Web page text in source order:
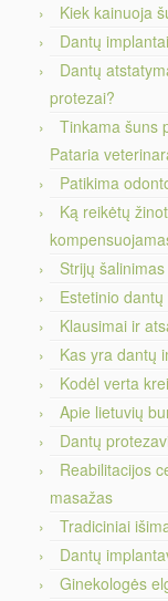
Kiek kainuoja
Dantų
Dantų
protezai?
Tinkama šuns
Pataria
Patikima
Ką reikėtų
Strijų
Estetinio
Klausimai ir
Kas yra dantų
Kodėl verta
Apie lietuvių
Dantų
Reabilitacijos
masažas
Tradiciniai
Dantų
Ginekologės